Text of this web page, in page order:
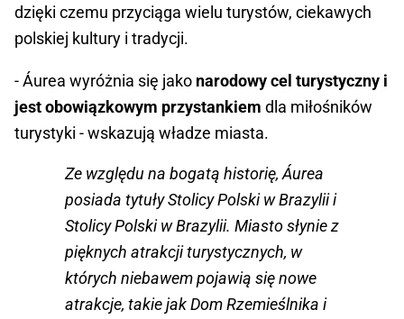
dzięki czemu przyciąga wielu turystów, ciekawych
polskiej kultury i tradycji.
- Áurea wyróżnia się jako narodowy cel turystyczny i
jest obowiązkowym przystankiem dla miłośników
turystyki - wskazują władze miasta.
Ze względu na bogatą historię, Áurea
posiada tytuły Stolicy Polski w Brazylii i
Stolicy Polski w Brazylii. Miasto słynie z
pięknych atrakcji turystycznych, w
których niebawem pojawią się nowe
atrakcje, takie jak Dom Rzemieślnika i